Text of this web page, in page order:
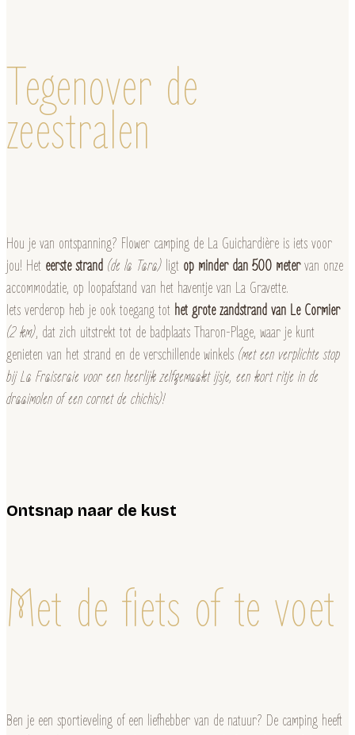
Tegenover de
zeestralen
Hou je van ontspanning? Flower camping de La Guichardière is iets voor
jou! Het eerste strand (de la Tara) ligt op minder dan 500 metervan onze
accommodatie, op loopafstand van het haventje van La Gravette.
Iets verderop heb je ook toegang tot het grote zandstrand van Le Cormier
(2 km), dat zich uitstrekt tot de badplaats Tharon-Plage, waar je kunt
genieten van het strand en de verschillende winkels (met een verplichte stop
bij La Fraiseraie voor een heerlijk zelfgemaakt ijsje, een kort ritje in de
draaimolen of een cornet de chichis)!
Ontsnap naar de kust
Met de fiets of te voet
Ben je een sportieveling of een liefhebber van de natuur? De camping heeft